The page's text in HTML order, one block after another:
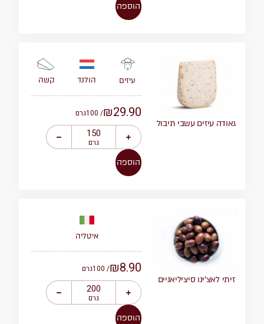
הוספה
גאודה עיזים עשבי תיבול
עיזים הולנד קשה
₪29.90
/ 100 גרם
גרם
הוספה
זיתי לאצ’ינו סיציליאניים
איטליה
₪8.90
/ 100 גרם
גרם
הוספה